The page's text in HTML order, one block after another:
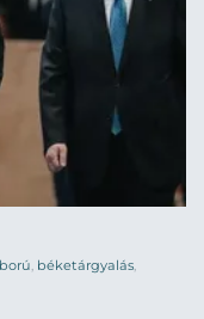
, béketárgyalás,